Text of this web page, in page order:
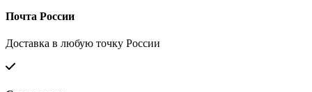
Почта России
Доставка в любую точку России